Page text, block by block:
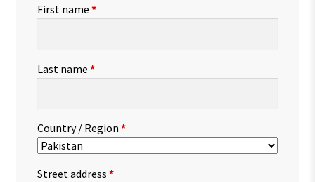
First name *
Last name *
Country / Region *
Street address *